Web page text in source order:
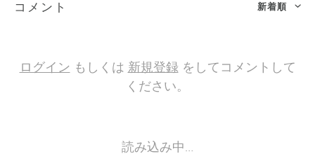
新着順
コメント
ログイン もしくは 新規登録をしてコメントして
ください。
読み込み中…